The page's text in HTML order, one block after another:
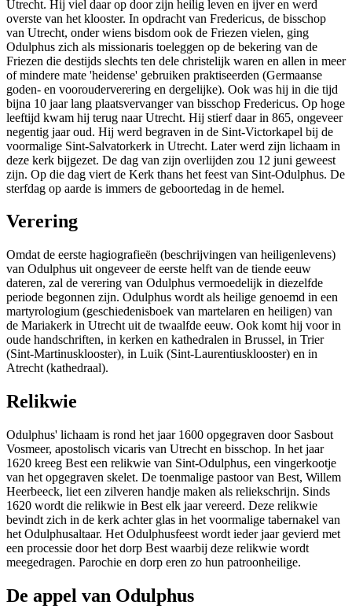
Utrecht. Hij viel daar op door zijn heilig leven en ijver en werd
overste van het klooster. In opdracht van Fredericus, de bisschop
van Utrecht, onder wiens bisdom ook de Friezen vielen, ging
Odulphus zich als missionaris toeleggen op de bekering van de
Friezen die destijds slechts ten dele christelijk waren en allen in meer
of mindere mate 'heidense' gebruiken praktiseerden (Germaanse
goden- en voorouderverering en dergelijke). Ook was hij in die tijd
bijna 10 jaar lang plaatsvervanger van bisschop Fredericus. Op hoge
leeftijd kwam hij terug naar Utrecht. Hij stierf daar in 865, ongeveer
negentig jaar oud. Hij werd begraven in de Sint-Victorkapel bij de
voormalige Sint-Salvatorkerk in Utrecht. Later werd zijn lichaam in
deze kerk bijgezet. De dag van zijn overlijden zou 12 juni geweest
zijn. Op die dag viert de Kerk thans het feest van Sint-Odulphus. De
sterfdag op aarde is immers de geboortedag in de hemel.
Verering
Omdat de eerste hagiografieën (beschrijvingen van heiligenlevens)
van Odulphus uit ongeveer de eerste helft van de tiende eeuw
dateren, zal de verering van Odulphus vermoedelijk in diezelfde
periode begonnen zijn. Odulphus wordt als heilige genoemd in een
martyrologium (geschiedenisboek van martelaren en heiligen) van
de Mariakerk in Utrecht uit de twaalfde eeuw. Ook komt hij voor in
oude handschriften, in kerken en kathedralen in Brussel, in Trier
(Sint-Martinusklooster), in Luik (Sint-Laurentiusklooster) en in
Atrecht (kathedraal).
Relikwie
Odulphus' lichaam is rond het jaar 1600 opgegraven door Sasbout
Vosmeer, apostolisch vicaris van Utrecht en bisschop. In het jaar
1620 kreeg Best een relikwie van Sint-Odulphus, een vingerkootje
van het opgegraven skelet. De toenmalige pastoor van Best, Willem
Heerbeeck, liet een zilveren handje maken als reliekschrijn. Sinds
1620 wordt die relikwie in Best elk jaar vereerd. Deze relikwie
bevindt zich in de kerk achter glas in het voormalige tabernakel van
het Odulphusaltaar. Het Odulphusfeest wordt ieder jaar gevierd met
een processie door het dorp Best waarbij deze relikwie wordt
meegedragen. Parochie en dorp eren zo hun patroonheilige.
De appel van Odulphus